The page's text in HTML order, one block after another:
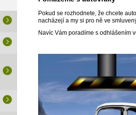
Pokud se rozhodnete, že chcete
nacházejí a my si pro ně ve
Navíc Vám poradíme s odhlášením